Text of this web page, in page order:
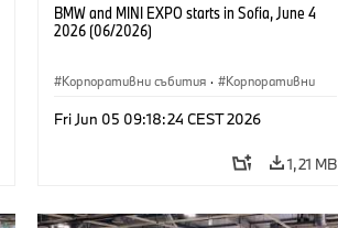
BMW and MINI EXPO starts in Sofia, June 4
2026 (06/2026)
Корпоративни събития · Корпоративни
Fri Jun 05 09:18:24 CEST 2026
1,21 MB